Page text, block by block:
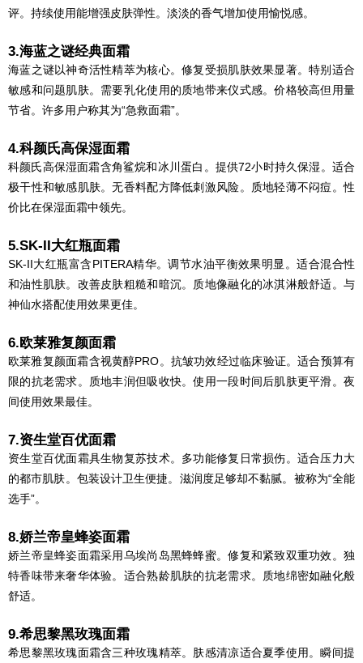
评。持续使用能增强皮肤弹性。淡淡的香气增加使用愉悦感。
3.海蓝之谜经典面霜
海蓝之谜以神奇活性精萃为核心。修复受损肌肤效果显著。特别适合
敏感和问题肌肤。需要乳化使用的质地带来仪式感。价格较高但用量
节省。许多用户称其为“急救面霜”。
4.科颜氏高保湿面霜
科颜氏高保湿面霜含角鲨烷和冰川蛋白。提供72小时持久保湿。适合
极干性和敏感肌肤。无香料配方降低刺激风险。质地轻薄不闷痘。性
价比在保湿面霜中领先。
5.SK-II大红瓶面霜
SK-II大红瓶富含PITERA精华。调节水油平衡效果明显。适合混合性
和油性肌肤。改善皮肤粗糙和暗沉。质地像融化的冰淇淋般舒适。与
神仙水搭配使用效果更佳。
6.欧莱雅复颜面霜
欧莱雅复颜面霜含视黄醇PRO。抗皱功效经过临床验证。适合预算有
限的抗老需求。质地丰润但吸收快。使用一段时间后肌肤更平滑。夜
间使用效果最佳。
7.资生堂百优面霜
资生堂百优面霜具生物复苏技术。多功能修复日常损伤。适合压力大
的都市肌肤。包装设计卫生便捷。滋润度足够却不黏腻。被称为“全能
选手”。
8.娇兰帝皇蜂姿面霜
娇兰帝皇蜂姿面霜采用乌埃尚岛黑蜂蜂蜜。修复和紧致双重功效。独
特香味带来奢华体验。适合熟龄肌肤的抗老需求。质地绵密如融化般
舒适。
9.希思黎黑玫瑰面霜
希思黎黑玫瑰面霜含三种玫瑰精萃。肤感清凉适合夏季使用。瞬间提